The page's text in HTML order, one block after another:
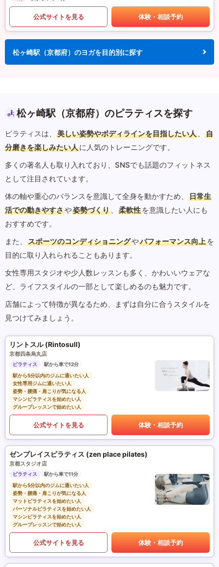
公式サイトを見る 体験・相談予約
松ヶ崎駅（京都府）のヨガを目的別に探す
松ヶ崎駅（京都府）のピラティスを探す
ピラティスは、 美しい姿勢やボディラインを目指したい人 、
自
分磨きを楽しみたい人に人気のトレーニングです。
多くの著名人も取り入れており、SNSでも話題のフィットネス
として注目されています。
体の軸や重心のバランスを意識して全身を動かすため、
日常生
活での動きやすさや姿勢づくり 、 柔軟性 を意識したい人にも
おすすめです。
また、
スポーツのコンディショニングやパフォーマンス向上 を
目的に取り入れられることもあります。
女性専用スタジオや少人数レッスンも多く、かわいいウェアな
ど、ライフスタイルの一部として楽しめるのも魅力です。
店舗によって特徴が異なるため、まずは自分に合うスタイルを
見つけてみましょう。
リントスル (Rintosull)
京都四条烏丸店
ピラティス
駅から車で12分
駅から5分以内のジムに通いたい人
女性専用ジムに通いたい人
姿勢・腰痛・肩こりが気になる人
マシンピラティスを始めたい人
グループレッスンで始めたい人
公式サイトを見る 体験・相談予約
ゼンプレイスピラティス (zen place pilates)
京都スタジオ店
ピラティス
駅から車で11分
駅から5分以内のジムに通いたい人
姿勢・腰痛・肩こりが気になる人
マットピラティスを始めたい人
パーソナルピラティスを始めたい人
マシンピラティスを始めたい人
グループレッスンで始めたい人
公式サイトを見る 体験・相談予約